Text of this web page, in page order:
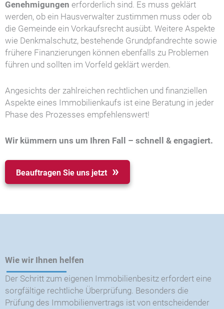
Genehmigungen erforderlich sind. Es muss geklärt
werden, ob ein Hausverwalter zustimmen muss oder ob
die Gemeinde ein Vorkaufsrecht ausübt. Weitere Aspekte
wie Denkmalschutz, bestehende Grundpfandrechte sowie
frühere Finanzierungen können ebenfalls zu Problemen
führen und sollten im Vorfeld geklärt werden.
Angesichts der zahlreichen rechtlichen und finanziellen
Aspekte eines Immobilienkaufs ist eine Beratung in jeder
Phase des Prozesses empfehlenswert!
Wir kümmern uns um Ihren Fall – schnell & engagiert.
Beauftragen Sie uns jetzt
Wie wir Ihnen helfen
Der Schritt zum eigenen Immobilienbesitz erfordert eine
sorgfältige rechtliche Überprüfung. Besonders die
Prüfung des Immobilienvertrags ist von entscheidender